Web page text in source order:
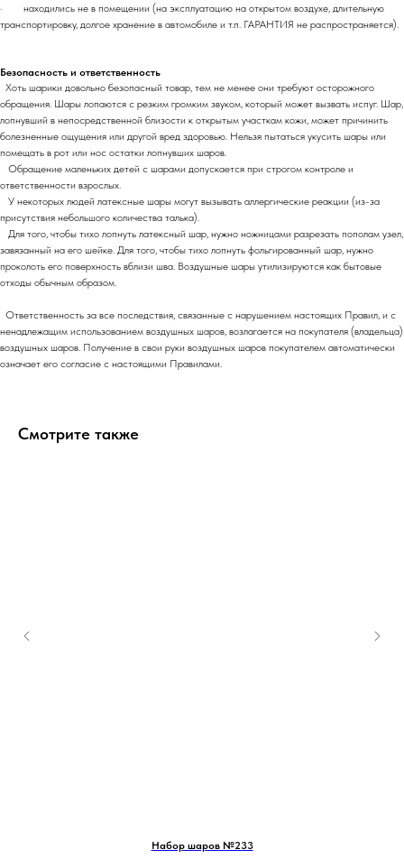
· находились не в помещении (на эксплуатацию на открытом воздухе, длительную
транспортировку, долгое хранение в автомобиле и т.п. ГАРАНТИЯ не распространяется).
Безопасность и ответственность
Хоть шарики довольно безопасный товар, тем не менее они требуют осторожного
обращения. Шары лопаются с резким громким звуком, который может вызвать испуг. Шар,
лопнувший в непосредственной близости к открытым участкам кожи, может причинить
болезненные ощущения или другой вред здоровью. Нельзя пытаться укусить шары или
помещать в рот или нос остатки лопнувших шаров.
Обращение маленьких детей с шарами допускается при строгом контроле и
ответственности взрослых.
У некоторых людей латексные шары могут вызывать аллергические реакции (из-за
присутствия небольшого количества талька).
Для того, чтобы тихо лопнуть латексный шар, нужно ножницами разрезать пополам узел,
завязанный на его шейке. Для того, чтобы тихо лопнуть фольгированный шар, нужно
проколоть его поверхность вблизи шва. Воздушные шары утилизируются как бытовые
отходы обычным образом.
Ответственность за все последствия, связанные с нарушением настоящих Правил, и с
ненадлежащим использованием воздушных шаров, возлагается на покупателя (владельца)
воздушных шаров. Получение в свои руки воздушных шаров покупателем автоматически
означает его согласие с настоящими Правилами.
Смотрите также
Набор шаров №233